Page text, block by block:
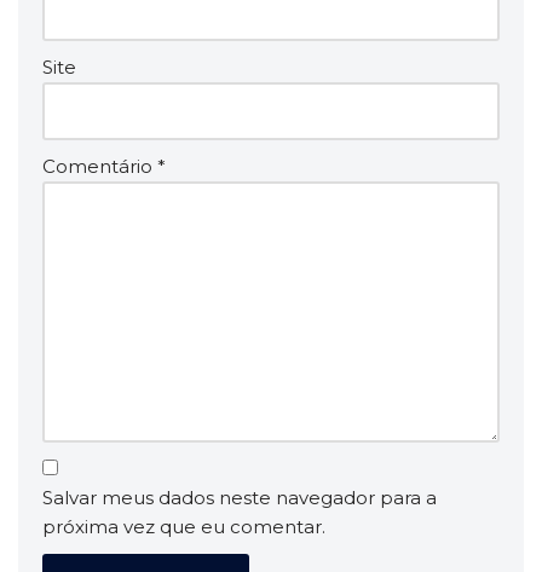
Site
Comentário *
Salvar meus dados neste navegador para a
próxima vez que eu comentar.